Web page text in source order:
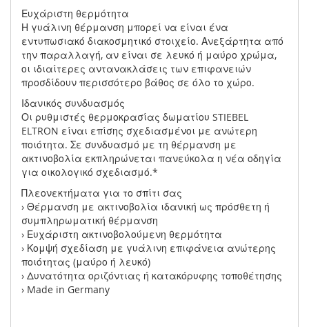
Ευχάριστη θερμότητα
Η γυάλινη θέρμανση μπορεί να είναι ένα
εντυπωσιακό διακοσμητικό στοιχείο. Ανεξάρτητα από
την παραλλαγή, αν είναι σε λευκό ή μαύρο χρώμα,
οι ιδιαίτερες αντανακλάσεις των επιφανειών
προσδίδουν περισσότερο βάθος σε όλο το χώρο.
Ιδανικός συνδυασμός
Οι ρυθμιστές θερμοκρασίας δωματίου STIEBEL
ELTRON είναι επίσης σχεδιασμένοι με ανώτερη
ποιότητα. Σε συνδυασμό με τη θέρμανση με
ακτινοβολία εκπληρώνεται πανεύκολα η νέα οδηγία
για οικολογικό σχεδιασμό.*
Πλεονεκτήματα για το σπίτι σας
› Θέρμανση με ακτινοβολία ιδανική ως πρόσθετη ή
συμπληρωματική θέρμανση
› Ευχάριστη ακτινοβολούμενη θερμότητα
› Κομψή σχεδίαση με γυάλινη επιφάνεια ανώτερης
ποιότητας (μαύρο ή λευκό)
› Δυνατότητα οριζόντιας ή κατακόρυφης τοποθέτησης
› Made in Germany